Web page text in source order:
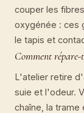
couper les
oxygénée : ces
le tapis et
Comment
L'atelier retire
suie et l'odeur.
chaîne, la trame